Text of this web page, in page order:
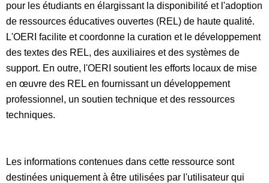
pour les étudiants en élargissant la disponibilité et l'adoption
de ressources éducatives ouvertes (REL) de haute qualité.
L'OERI facilite et coordonne la curation et le développement
des textes des REL, des auxiliaires et des systèmes de
support. En outre, l'OERI soutient les efforts locaux de mise
en œuvre des REL en fournissant un développement
professionnel, un soutien technique et des ressources
techniques.
Les informations contenues dans cette ressource sont
destinées uniquement à être utilisées par l'utilisateur qui